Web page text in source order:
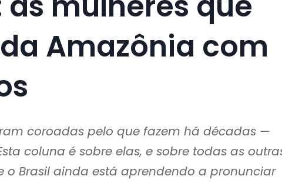
Amazônia com
coroadas pelo que fazem há décadas —
coluna é sobre elas, e sobre todas as
Brasil ainda está aprendendo a pronunciar